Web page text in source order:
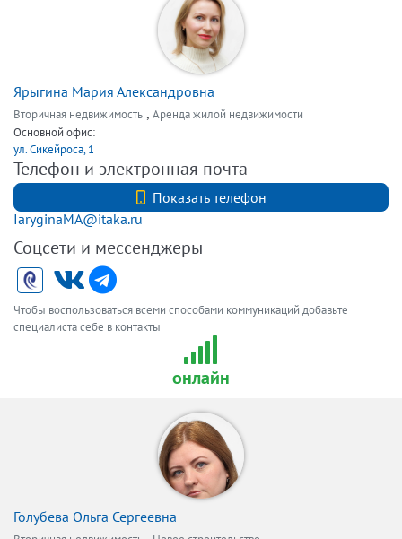
Ярыгина Мария Александровна
Вторичная недвижимость , Аренда жилой недвижимости
Основной офис:
ул. Сикейроса, 1
Телефон и электронная почта
Показать телефон
IaryginaMA@itaka.ru
Соцсети и мессенджеры
Чтобы воспользоваться всеми способами коммуникаций добавьте
специалиста себе в контакты
онлайн
Голубева Ольга Сергеевна